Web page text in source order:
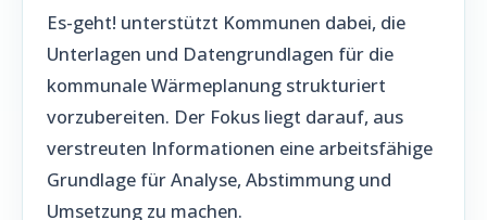
Es-geht! unterstützt Kommunen dabei, die
Unterlagen und Datengrundlagen für die
kommunale Wärmeplanung strukturiert
vorzubereiten. Der Fokus liegt darauf, aus
verstreuten Informationen eine arbeitsfähige
Grundlage für Analyse, Abstimmung und
Umsetzung zu machen.